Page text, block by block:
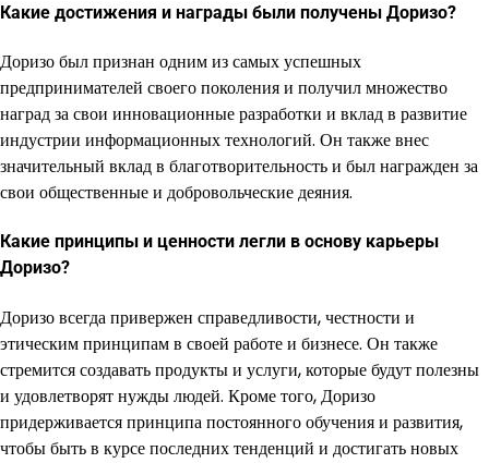
Какие достижения и награды были получены Доризо?
Доризо был признан одним из самых успешных
предпринимателей своего поколения и получил множество
наград за свои инновационные разработки и вклад в развитие
индустрии информационных технологий. Он также внес
значительный вклад в благотворительность и был награжден за
свои общественные и добровольческие деяния.
Какие принципы и ценности легли в основу карьеры
Доризо?
Доризо всегда привержен справедливости, честности и
этическим принципам в своей работе и бизнесе. Он также
стремится создавать продукты и услуги, которые будут полезны
и удовлетворят нужды людей. Кроме того, Доризо
придерживается принципа постоянного обучения и развития,
чтобы быть в курсе последних тенденций и достигать новых